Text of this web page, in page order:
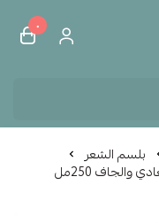
العناية و
٠
بلسم الشعر
250مل